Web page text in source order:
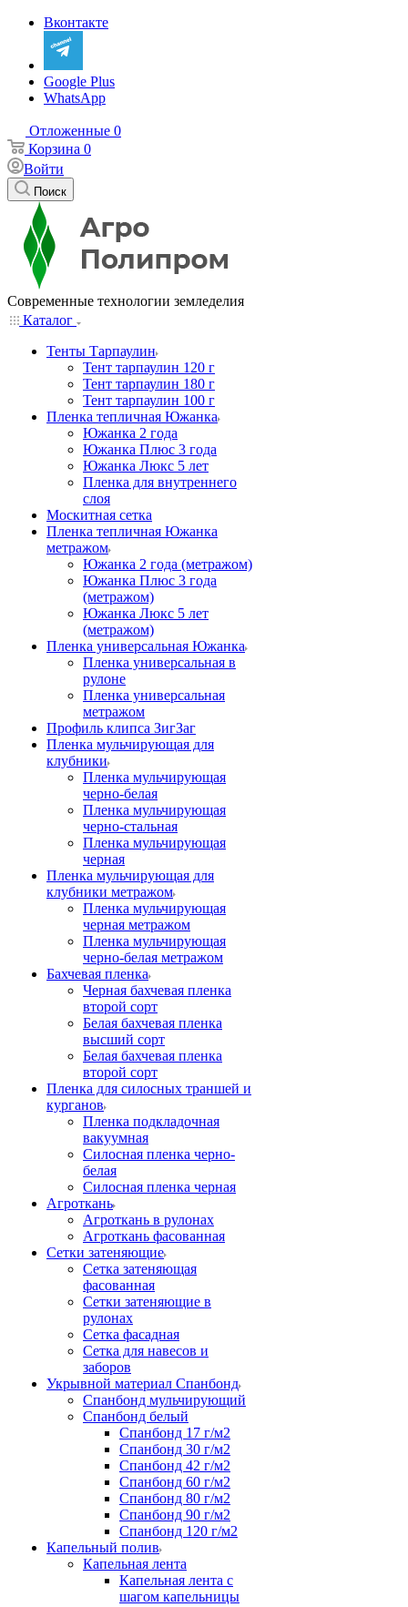
Вконтакте
Google Plus
WhatsApp
Отложенные 0
Корзина 0
Войти
Поиск
Современные технологии земледелия
Каталог
Тенты Тарпаулин
Тент тарпаулин 120 г
Тент тарпаулин 180 г
Тент тарпаулин 100 г
Пленка тепличная Южанка
Южанка 2 года
Южанка Плюс 3 года
Южанка Люкс 5 лет
Пленка для внутреннего
слоя
Москитная сетка
Пленка тепличная Южанка
метражом
Южанка 2 года (метражом)
Южанка Плюс 3 года
(метражом)
Южанка Люкс 5 лет
(метражом)
Пленка универсальная Южанка
Пленка универсальная в
рулоне
Пленка универсальная
метражом
Профиль клипса ЗигЗаг
Пленка мульчирующая для
клубники
Пленка мульчирующая
черно-белая
Пленка мульчирующая
черно-стальная
Пленка мульчирующая
черная
Пленка мульчирующая для
клубники метражом
Пленка мульчирующая
черная метражом
Пленка мульчирующая
черно-белая метражом
Бахчевая пленка
Черная бахчевая пленка
второй сорт
Белая бахчевая пленка
высший сорт
Белая бахчевая пленка
второй сорт
Пленка для силосных траншей и
курганов
Пленка подкладочная
вакуумная
Силосная пленка черно-
белая
Силосная пленка черная
Агроткань
Агроткань в рулонах
Агроткань фасованная
Сетки затеняющие
Сетка затеняющая
фасованная
Сетки затеняющие в
рулонах
Сетка фасадная
Сетка для навесов и
заборов
Укрывной материал Спанбонд
Спанбонд мульчирующий
Спанбонд белый
Спанбонд 17 г/м2
Спанбонд 30 г/м2
Спанбонд 42 г/м2
Спанбонд 60 г/м2
Спанбонд 80 г/м2
Спанбонд 90 г/м2
Спанбонд 120 г/м2
Капельный полив
Капельная лента
Капельная лента с
шагом капельницы